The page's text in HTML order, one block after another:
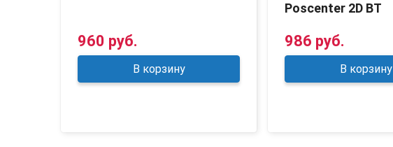
960 руб.
В корзину
Poscenter 2D BT
986 руб.
В корзину